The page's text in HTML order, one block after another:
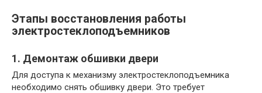
Этапы восстановления работы
электростеклоподъемников
1. Демонтаж обшивки двери
Для доступа к механизму электростеклоподъемника
необходимо снять обшивку двери. Это требует